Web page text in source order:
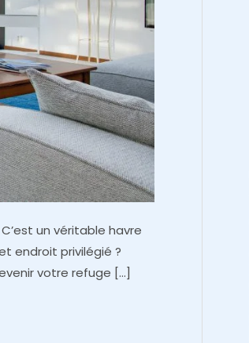
un véritable havre
endroit privilégié ?
votre refuge […]